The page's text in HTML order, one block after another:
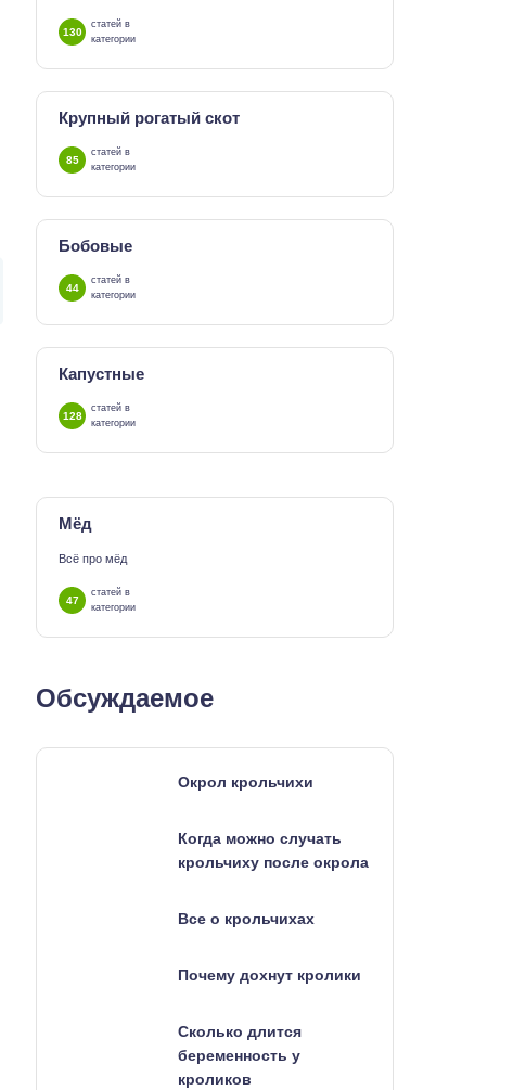
130
статей в
категории
Крупный рогатый скот
85
статей в
категории
Бобовые
44
статей в
категории
Капустные
128
статей в
категории
Мёд
Всё про мёд
47
статей в
категории
Обсуждаемое
Окрол крольчихи
Когда можно случать
крольчиху после окрола
Все о крольчихах
Почему дохнут кролики
Сколько длится
беременность у
кроликов